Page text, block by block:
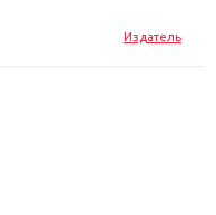
Издатель